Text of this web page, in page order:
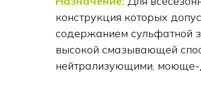
конструкция которых
содержанием сульфатной
высокой смазывающей
нейтрализующими, моюще-